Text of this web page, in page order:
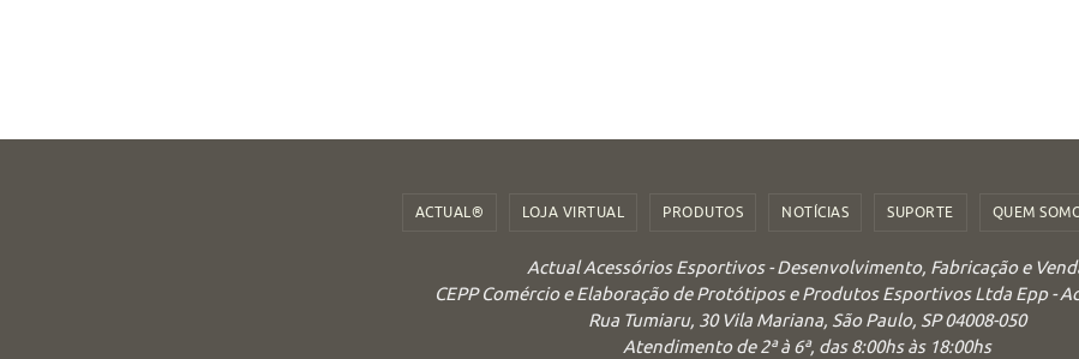
ACTUAL® LOJA VIRTUAL PRODUTOS NOTÍCIAS SUPORTE QUEM
Actual Acessórios Esportivos - Desenvolvimento, Fabricação e
CEPP Comércio e Elaboração de Protótipos e Produtos Esportivos Ltda Epp -
Rua Tumiaru, 30 Vila Mariana, São Paulo, SP 04008-050
Atendimento de 2ª à 6ª, das 8:00hs às 18:00hs